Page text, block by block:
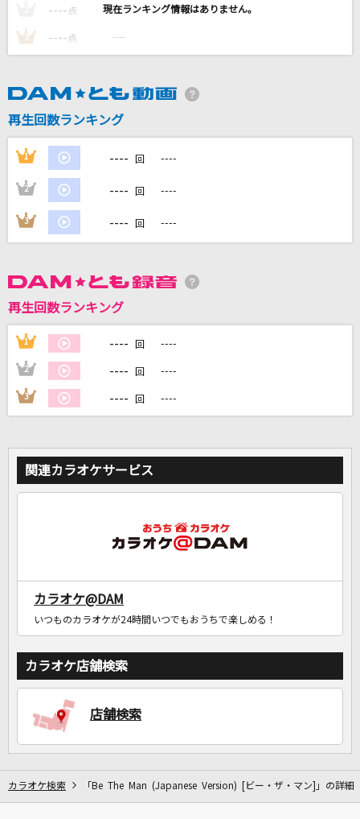
L'Arc-en-Ciel
スパークル [original ver.]
[生音]絵空
カラオケ最新情報をチェック！
DAMに会員登録・ログインして
カラオケをもっと楽しもう！
---- 点 ----
3 ---- 点 ----
再生回数ランキング
1 ---- 回 ----
2 ---- 回 ----
3 ---- 回 ----
再生回数ランキング
1 ---- 回 ----
2 ---- 回 ----
3 ---- 回 ----
関連カラオケサービス
カラオケ@DAM
いつものカラオケが24時間いつでもおうちで楽しめる！
カラオケ店舗検索
店舗検索
カラオケ検索 「Be The Man (Japanese Version) [ビー・ザ・マン]」の詳細